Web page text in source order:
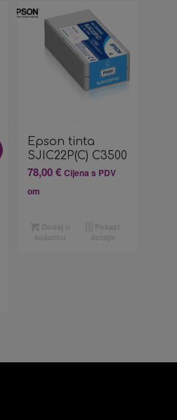
Epson tinta
SJIC22P(C) C3500
78,00€ Cijena s PDV
om